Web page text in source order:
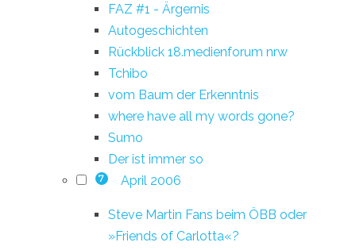
FAZ #1 - Ärgernis
Autogeschichten
Rückblick 18.medienforum nrw
Tchibo
vom Baum der Erkenntnis
where have all my words gone?
Sumo
Der ist immer so
7 April 2006
Steve Martin Fans beim ÖBB oder
»Friends of Carlotta«?